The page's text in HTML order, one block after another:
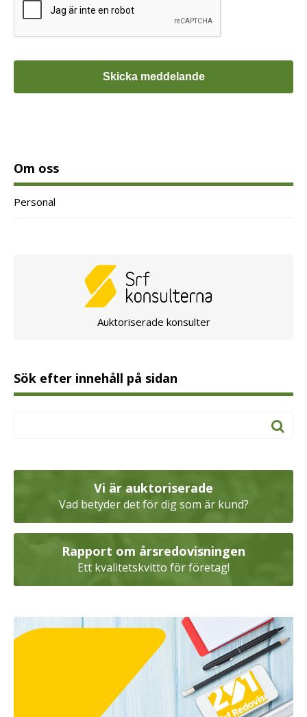
Om oss
Personal
Auktoriserade konsulter
Sök efter innehåll på sidan
Vi är auktoriserade
Vad betyder det för dig som är kund?
Rapport om årsredovisningen
Ett kvalitetskvitto för företag!